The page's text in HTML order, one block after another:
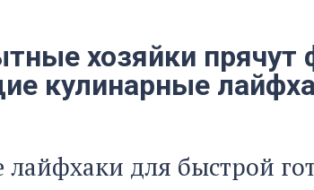
хозяйки прячут
кулинарные
для быстрой